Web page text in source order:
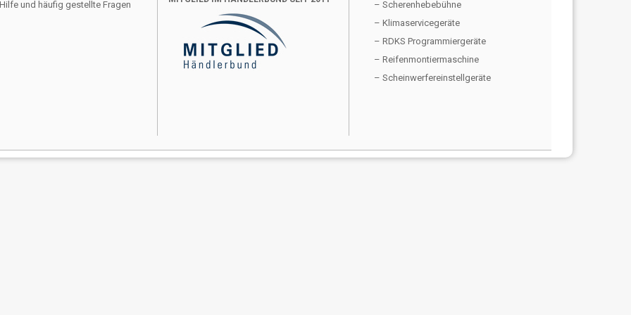
und häufig gestellte Fragen
– Scherenhebebühne
– Klimaservicegeräte
– RDKS Programmiergeräte
– Reifenmontiermaschine
– Scheinwerfereinstellgeräte